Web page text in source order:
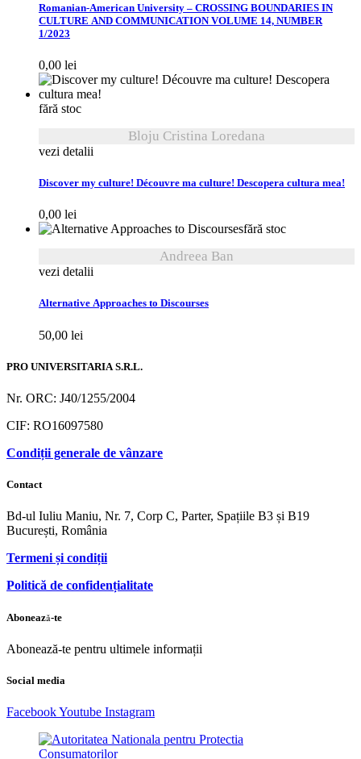
Romanian-American University – CROSSING BOUNDARIES IN
CULTURE AND COMMUNICATION VOLUME 14, NUMBER
1/2023
0,00 lei
fără stoc
Bloju Cristina Loredana
vezi detalii
Discover my culture! Découvre ma culture! Descopera cultura mea!
0,00 lei
fără stoc
Andreea Ban
vezi detalii
Alternative Approaches to Discourses
50,00 lei
PRO UNIVERSITARIA S.R.L.
Nr. ORC: J40/1255/2004
CIF: RO16097580
Condiții generale de vânzare
Contact
Bd-ul Iuliu Maniu, Nr. 7, Corp C, Parter, Spațiile B3 și B19
București, România
Termeni și condiții
Politică de confidențialitate
Abonează-te
Abonează-te pentru ultimele informații
Social media
FacebookYoutube Instagram